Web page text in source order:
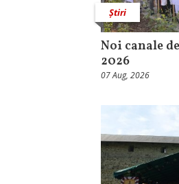
Știri
Noi canale
2026
07 Aug, 2026